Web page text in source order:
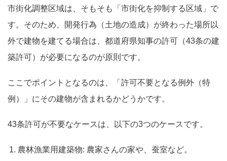
市街化調整区域は、そもそも「市街化を抑制する区域」で
す。そのため、開発行為（土地の造成）が終わった場所以
外で建物を建てる場合は、都道府県知事の許可（43条の建
築許可）が必要になるのが原則です。
ここでポイントとなるのは、「許可不要となる例外（特
例）」にその建物が含まれるかどうかです。
43条許可が不要なケースは、以下の3つのケースです。
農林漁業用建築物: 農家さんの家や、蚕室など。